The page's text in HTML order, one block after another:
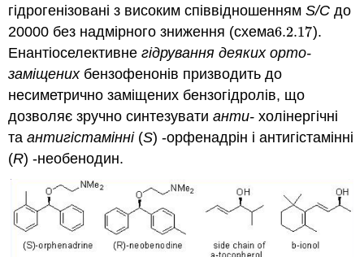
гідрогенізовані з високим співвідношеннямS/C до
20000 без надмірного зниження (схема6.2.17
6.2.17).
Енантіоселективнегідрування деяких орто-
заміщенихбензофенонів призводить до
несиметрично заміщених бензогідролів, що
дозволяє зручно синтезуватианти- холінергічні
таантигістамінні(S) -орфенадрін і антигістамінні
(R) -необенодин.